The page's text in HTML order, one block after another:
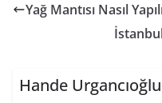
Yağ Mantısı Nasıl
Hande